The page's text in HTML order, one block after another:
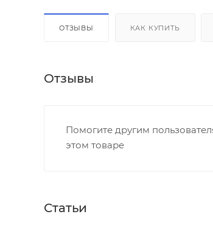
ОТЗЫВЫ КАК КУПИТЬ
Отзывы
Помогите другим
этом товаре
Статьи